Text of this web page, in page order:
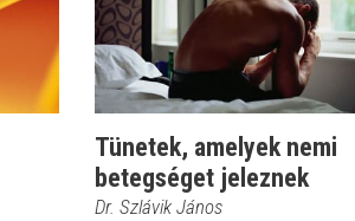
Tünetek, amelyek nemi
betegséget jeleznek
Dr. Szlávik János